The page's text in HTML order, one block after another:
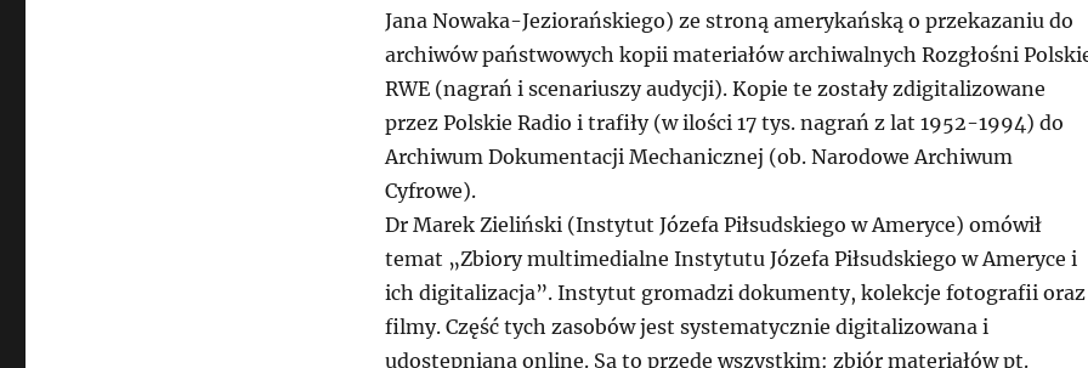
Jana Nowaka-Jeziorańskiego) ze stroną amerykańską o przekazaniu do
archiwów państwowych kopii materiałów archiwalnych Rozgłośni
RWE (nagrań i scenariuszy audycji). Kopie te zostały zdigitalizowane
przez Polskie Radio i trafiły (w ilości 17 tys. nagrań z lat 1952-1994) do
Archiwum Dokumentacji Mechanicznej (ob. Narodowe Archiwum
Cyfrowe).
Dr Marek Zieliński (Instytut Józefa Piłsudskiego w Ameryce) omówił
temat „Zbiory multimedialne Instytutu Józefa Piłsudskiego w Ameryce i
ich digitalizacja”. Instytut gromadzi dokumenty, kolekcje fotografii oraz
filmy. Część tych zasobów jest systematycznie digitalizowana i
udostępniana online. Są to przede wszystkim: zbiór materiałów pt.